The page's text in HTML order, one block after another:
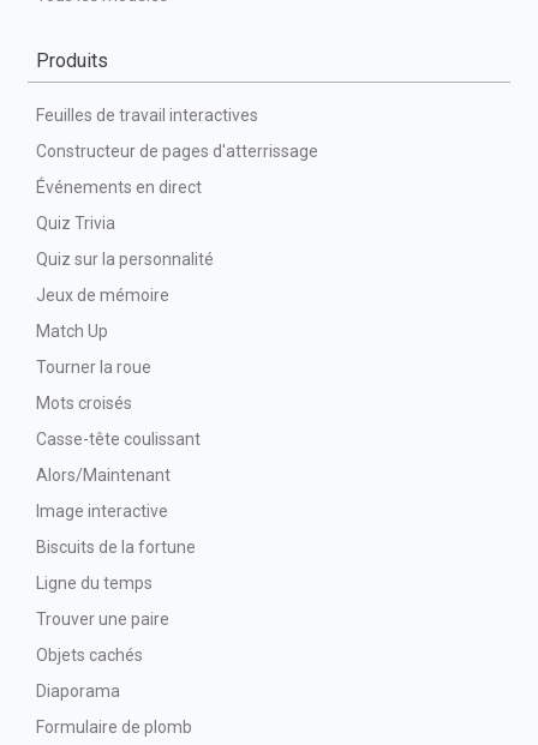
Produits
Feuilles de travail interactives
Constructeur de pages d'atterrissage
Événements en direct
Quiz Trivia
Quiz sur la personnalité
Jeux de mémoire
Match Up
Tourner la roue
Mots croisés
Casse-tête coulissant
Alors/Maintenant
Image interactive
Biscuits de la fortune
Ligne du temps
Trouver une paire
Objets cachés
Diaporama
Formulaire de plomb